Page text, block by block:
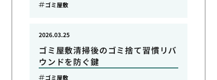
ゴミ屋敷
ゴミ屋敷清掃後のゴミ捨て習慣リバ
ウンドを防ぐ鍵
2026.03.25
ゴミ屋敷